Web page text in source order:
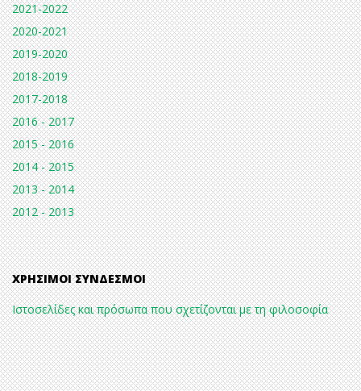
2021-2022
2020-2021
2019-2020
2018-2019
2017-2018
2016 - 2017
2015 - 2016
2014 - 2015
2013 - 2014
2012 - 2013
ΧΡΉΣΙΜΟΙ ΣΎΝΔΕΣΜΟΙ
Ιστοσελίδες και πρόσωπα που σχετίζονται με τη φιλοσοφία